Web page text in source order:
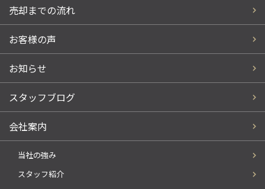
売却までの流れ
お客様の声
お知らせ
スタッフブログ
会社案内
当社の強み
スタッフ紹介